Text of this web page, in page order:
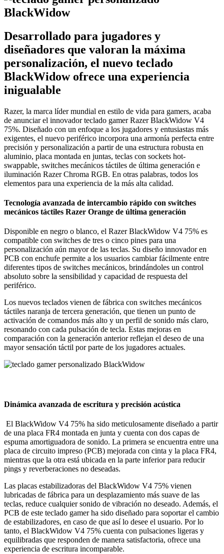
Desarrollado para jugadores y
diseñadores que valoran la máxima
personalización, el nuevo teclado
BlackWidow ofrece una experiencia
inigualable
Razer, la marca líder mundial en estilo de vida para gamers, acaba
de anunciar el innovador teclado gamer Razer BlackWidow V4
75%. Diseñado con un enfoque a los jugadores y entusiastas más
exigentes, el nuevo periférico incorpora una armonía perfecta entre
precisión y personalización a partir de una estructura robusta en
aluminio, placa montada en juntas, teclas con sockets hot-
swappable, switches mecánicos táctiles de última generación e
iluminación Razer Chroma RGB. En otras palabras, todos los
elementos para una experiencia de la más alta calidad.
Tecnología avanzada de intercambio rápido con switches
mecánicos táctiles Razer Orange de última generación
Disponible en negro o blanco, el Razer BlackWidow V4 75% es
compatible con switches de tres o cinco pines para una
personalización aún mayor de las teclas. Su diseño innovador en
PCB con enchufe permite a los usuarios cambiar fácilmente entre
diferentes tipos de switches mecánicos, brindándoles un control
absoluto sobre la sensibilidad y capacidad de respuesta del
periférico.
Los nuevos teclados vienen de fábrica con switches mecánicos
táctiles naranja de tercera generación, que tienen un punto de
activación de comandos más alto y un perfil de sonido más claro,
resonando con cada pulsación de tecla. Estas mejoras en
comparación con la generación anterior reflejan el deseo de una
mayor sensación táctil por parte de los jugadores actuales.
Dinámica avanzada de escritura y precisión acústica
El BlackWidow V4 75% ha sido meticulosamente diseñado a partir
de una placa FR4 montada en junta y cuenta con dos capas de
espuma amortiguadora de sonido. La primera se encuentra entre una
placa de circuito impreso (PCB) mejorada con cinta y la placa FR4,
mientras que la otra está ubicada en la parte inferior para reducir
pings y reverberaciones no deseadas.
Las placas estabilizadoras del BlackWidow V4 75% vienen
lubricadas de fábrica para un desplazamiento más suave de las
teclas, reduce cualquier sonido de vibración no deseado. Además, el
PCB de este teclado gamer ha sido diseñado para soportar el cambio
de estabilizadores, en caso de que así lo desee el usuario. Por lo
tanto, el BlackWidow V4 75% cuenta con pulsaciones ligeras y
equilibradas que responden de manera satisfactoria, ofrece una
experiencia de escritura incomparable.